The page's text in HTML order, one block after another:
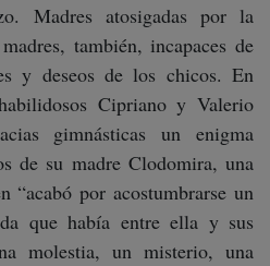
Madres atosigadas por la
también, incapaces de
y deseos de los chicos. En
Cipriano y Valerio
gimnásticas un enigma
de su madre Clodomira, una
“acabó por acostumbrarse un
que había entre ella y sus
molestia, un misterio, una